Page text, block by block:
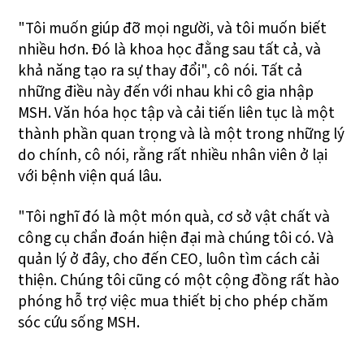
"Tôi muốn giúp đỡ mọi người, và tôi muốn biết
nhiều hơn. Đó là khoa học đằng sau tất cả, và
khả năng tạo ra sự thay đổi", cô nói. Tất cả
những điều này đến với nhau khi cô gia nhập
MSH. Văn hóa học tập và cải tiến liên tục là một
thành phần quan trọng và là một trong những lý
do chính, cô nói, rằng rất nhiều nhân viên ở lại
với bệnh viện quá lâu.
"Tôi nghĩ đó là một món quà, cơ sở vật chất và
công cụ chẩn đoán hiện đại mà chúng tôi có. Và
quản lý ở đây, cho đến CEO, luôn tìm cách cải
thiện. Chúng tôi cũng có một cộng đồng rất hào
phóng hỗ trợ việc mua thiết bị cho phép chăm
sóc cứu sống MSH.